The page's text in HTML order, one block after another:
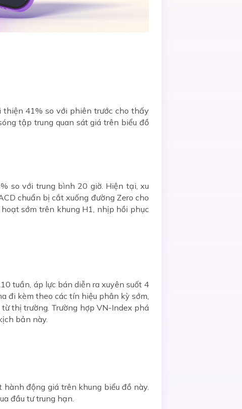
41% so với phiên trước cho thấy
tập trung quan sát giá trên biểu đồ
so với trung bình 20 giờ. Hiện tại, xu
chuẩn bị cắt xuống đường Zero cho
sớm trên khung H1, nhịp hồi phục
tuần, áp lực bán diễn ra xuyên suốt 4
đi kèm theo các tín hiệu phân kỳ sớm,
thị trường. Trường hợp VN-Index phá
bản này.
động giá trên khung biểu đồ này.
đầu tư trung hạn.